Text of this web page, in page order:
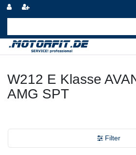
W212 E Klasse
AMG SPT
Filter